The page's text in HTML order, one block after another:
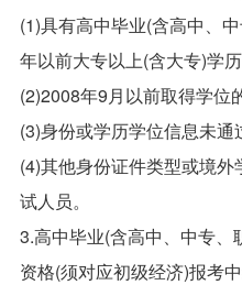
(1)具有高中毕业(含高中、
年以前大专以上(含大专)学历
(2)2008年9月以前取得学位
(3)身份或学历学位信息未通
(4)其他身份证件类型或境
试人员。
3.高中毕业(含高中、中专
资格(须对应初级经济)报考